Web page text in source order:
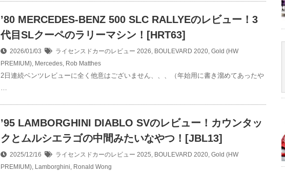
’80 MERCEDES-BENZ 500 SLC RALLYEのレビュー！3
代目SLクーペのラリーマシン！[HRT63]
2026/01/03 ライセンスドカーのレビュー 2026, BOULEVARD 2020, Gold (HW
PREMIUM), Mercedes, Rob Matthes
2日連続ベンツレビューに全く他意はございません、、、（年始用に書き溜めてあったや
’95 LAMBORGHINI DIABLO SVのレビュー！カウンタッ
クとムルシエラゴの中間みたいなやつ！[JBL13]
2025/12/16 ライセンスドカーのレビュー 2025, BOULEVARD 2020, Gold (HW
PREMIUM), Lamborghini, Ronald Wong